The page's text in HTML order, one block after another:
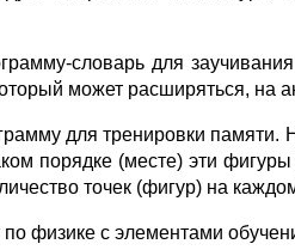
словарь для
может расширяться, на
для тренировки
порядке (месте) эти
точек (фигур) на
по физике с элементами